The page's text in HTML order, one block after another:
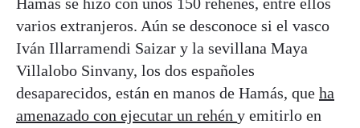
varios extranjeros. Aún se desconoce si el vasco
Iván Illarramendi Saizar y la sevillana Maya
Villalobo Sinvany, los dos españoles
desaparecidos, están en manos de Hamás, que ha
amenazado con ejecutar un rehén y emitirlo en